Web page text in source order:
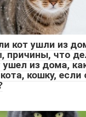
кот ушли из
причины, что
ушел из дома,
кошку, если